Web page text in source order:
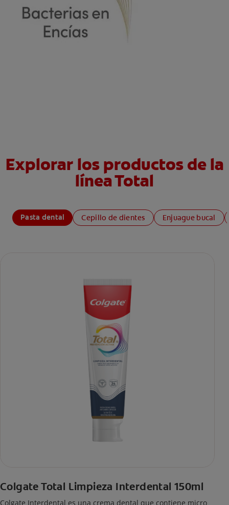
Explorar los productos de la
línea Total
Pasta dental Cepillo de dientes Enjuague bucal
Colgate Total Limpieza Interdental 150ml
Colgate Interdental es una crema dental que contiene micro